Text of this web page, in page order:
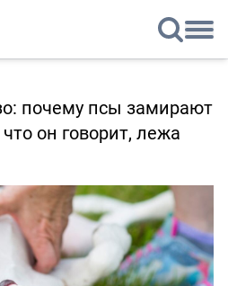
почему псы замирают
он говорит, лежа